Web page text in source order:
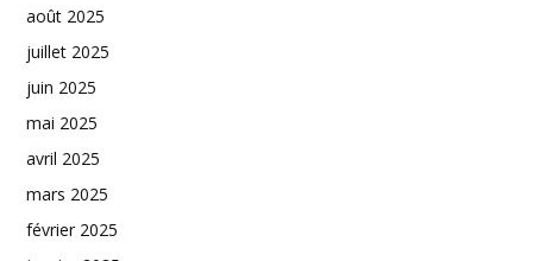
août 2025
juillet 2025
juin 2025
mai 2025
avril 2025
mars 2025
février 2025